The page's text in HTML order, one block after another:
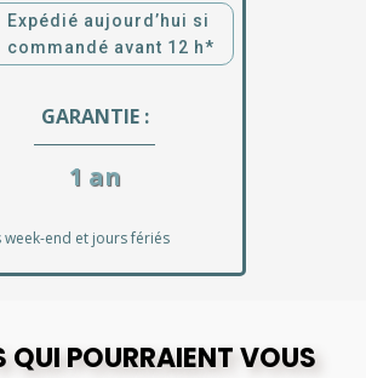
Expédié aujourd’hui si
commandé avant 12 h*
GARANTIE :
1 an
end et jours fériés
QUI POURRAIENT VOUS